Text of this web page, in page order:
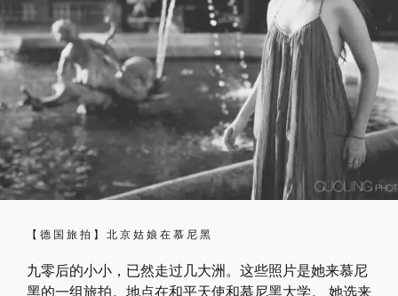
【德国旅拍】北京姑娘在慕尼黑
九零后的小小，已然走过几大洲。这些照片是她来慕尼
黑的一组旅拍。地点在和平天使和慕尼黑大学。 她选来